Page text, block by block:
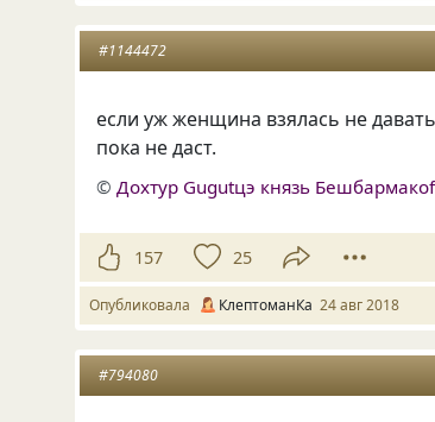
#1144472
если уж женщина взялась не
пока не даст.
© Дохтур Gugutцэ князь
157 25
Опубликовала КлептоманКа 24 авг 2018
#794080